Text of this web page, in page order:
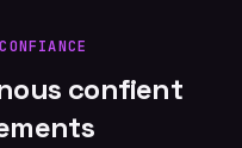
confient